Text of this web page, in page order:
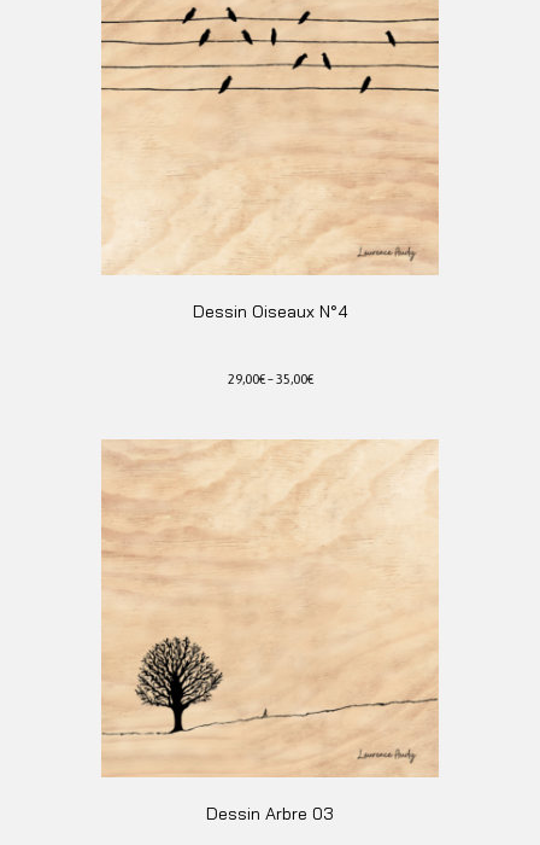
Les
options
peuvent
choisies
page
produit
Dessin Oiseaux N°4
29,00€–35,00€
plusieurs
variations.
options
du
produit
Dessin Arbre 03